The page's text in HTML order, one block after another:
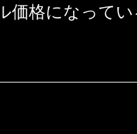
価格になって